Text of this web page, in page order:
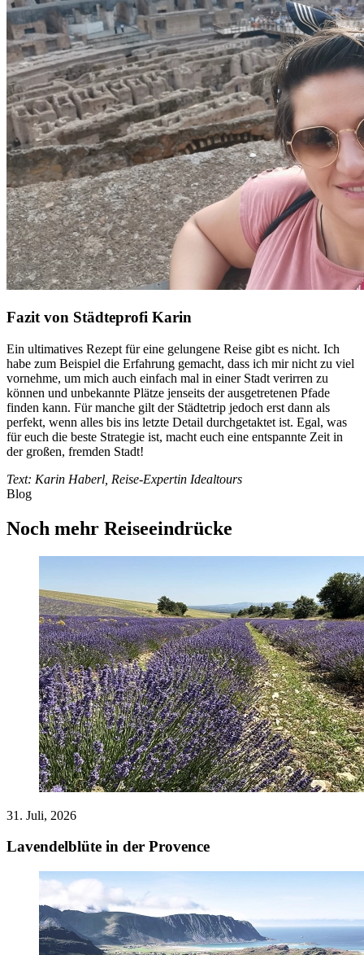
Fazit von Städteprofi Karin
Ein ultimatives Rezept für eine gelungene Reise gibt es nicht. Ich
habe zum Beispiel die Erfahrung gemacht, dass ich mir nicht zu viel
vornehme, um mich auch einfach mal in einer Stadt verirren zu
können und unbekannte Plätze jenseits der ausgetretenen Pfade
finden kann. Für manche gilt der Städtetrip jedoch erst dann als
perfekt, wenn alles bis ins letzte Detail durchgetaktet ist. Egal, was
für euch die beste Strategie ist, macht euch eine entspannte Zeit in
der großen, fremden Stadt!
Text: Karin Haberl, Reise-Expertin Idealtours
Blog
Noch mehr Reiseeindrücke
31. Juli, 2026
Lavendelblüte in der Provence